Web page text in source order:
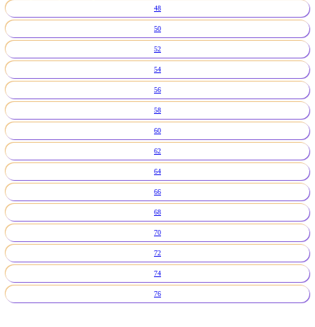
48
50
52
54
56
58
60
62
64
66
68
70
72
74
76